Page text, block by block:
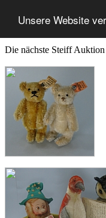
Unsere Website
Die nächste Steiff